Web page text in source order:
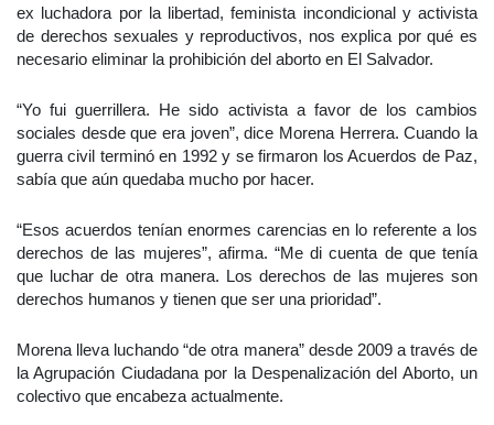
ex luchadora por la libertad, feminista incondicional y activista
de derechos sexuales y reproductivos, nos explica por qué es
necesario eliminar la prohibición del aborto en El Salvador.
“Yo fui guerrillera. He sido activista a favor de los cambios
sociales desde que era joven”, dice Morena Herrera. Cuando la
guerra civil terminó en 1992 y se firmaron los Acuerdos de Paz,
sabía que aún quedaba mucho por hacer.
“Esos acuerdos tenían enormes carencias en lo referente a los
derechos de las mujeres”, afirma. “Me di cuenta de que tenía
que luchar de otra manera. Los derechos de las mujeres son
derechos humanos y tienen que ser una prioridad”.
Morena lleva luchando “de otra manera” desde 2009 a través de
la Agrupación Ciudadana por la Despenalización del Aborto, un
colectivo que encabeza actualmente.